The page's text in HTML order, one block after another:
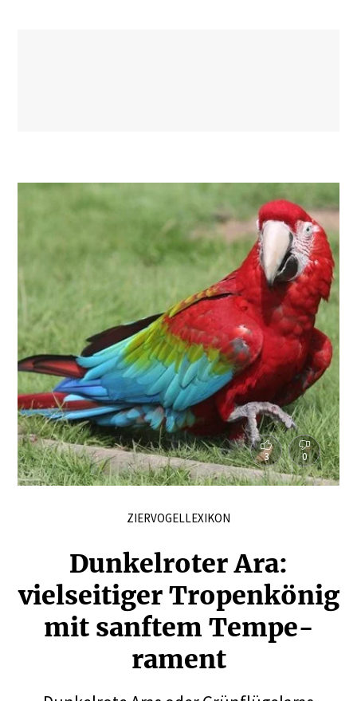
3 0
ZIERVOGELLEXIKON
Dunkel­roter Ara:
vielsei­tiger Tropen­könig
mit sanftem Tempe­
rament